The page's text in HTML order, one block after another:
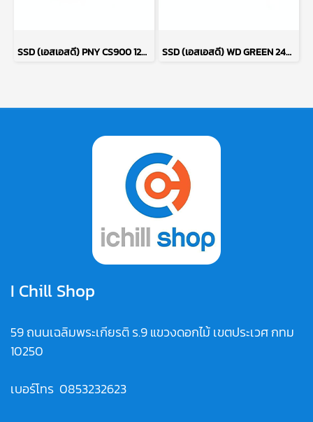
SSD (เอสเอสดี) PNY CS900 120GB SATA 2.5 P14596 SSD (เอสเอสดี) WD GREEN 240GB SATA 2.5 (ของใหม่) P17675
I Chill Shop
59 ถนนเฉลิมพระเกียรติ ร.9 แขวงดอกไม้ เขตประเวศ กทม
10250
เบอร์โทร 0853232623